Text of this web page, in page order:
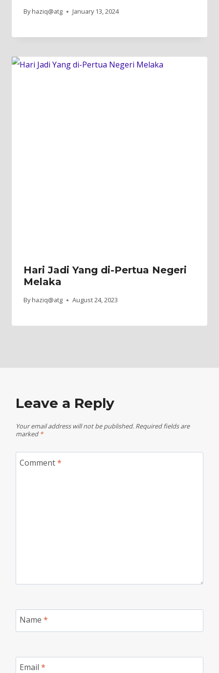
By haziq@atg January 13, 2024
Hari Jadi Yang di-Pertua Negeri
Melaka
By haziq@atg August 24, 2023
Leave a Reply
Your email address will not be published. Required fields are
marked *
Comment*
Name *
Email *